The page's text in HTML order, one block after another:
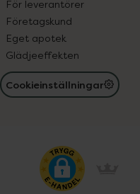
För leverantörer
Företagskund
Eget apotek
Glädjeeffekten
Cookieinställningar